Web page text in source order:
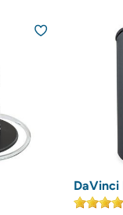
DaVinci